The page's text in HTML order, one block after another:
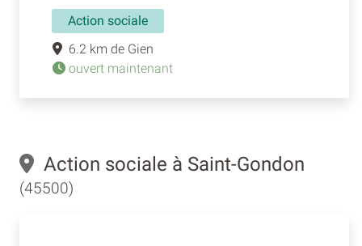
Action sociale
6.2 km de Gien
ouvert maintenant
Action sociale à Saint-Gondon
(45500)